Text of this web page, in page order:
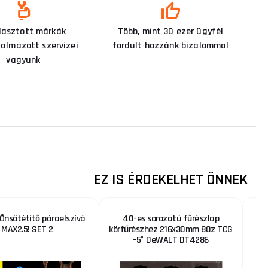
márkák
szervizei
vagyunk
Több, mint 30 ezer ügyfél
fordult hozzánk bizalommal
EZ IS ÉRDEKELHET ÖNNEK
Önsötétítő páraelszívó
MAX2.5! SET 2
40-es sorozatú fűrészlap
körfűrészhez 216x30mm 80z TCG
-5° DeWALT DT4286